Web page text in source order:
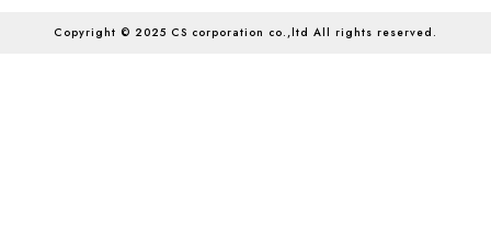
Copyright © 2025 CS corporation co.,ltd All rights reserved.